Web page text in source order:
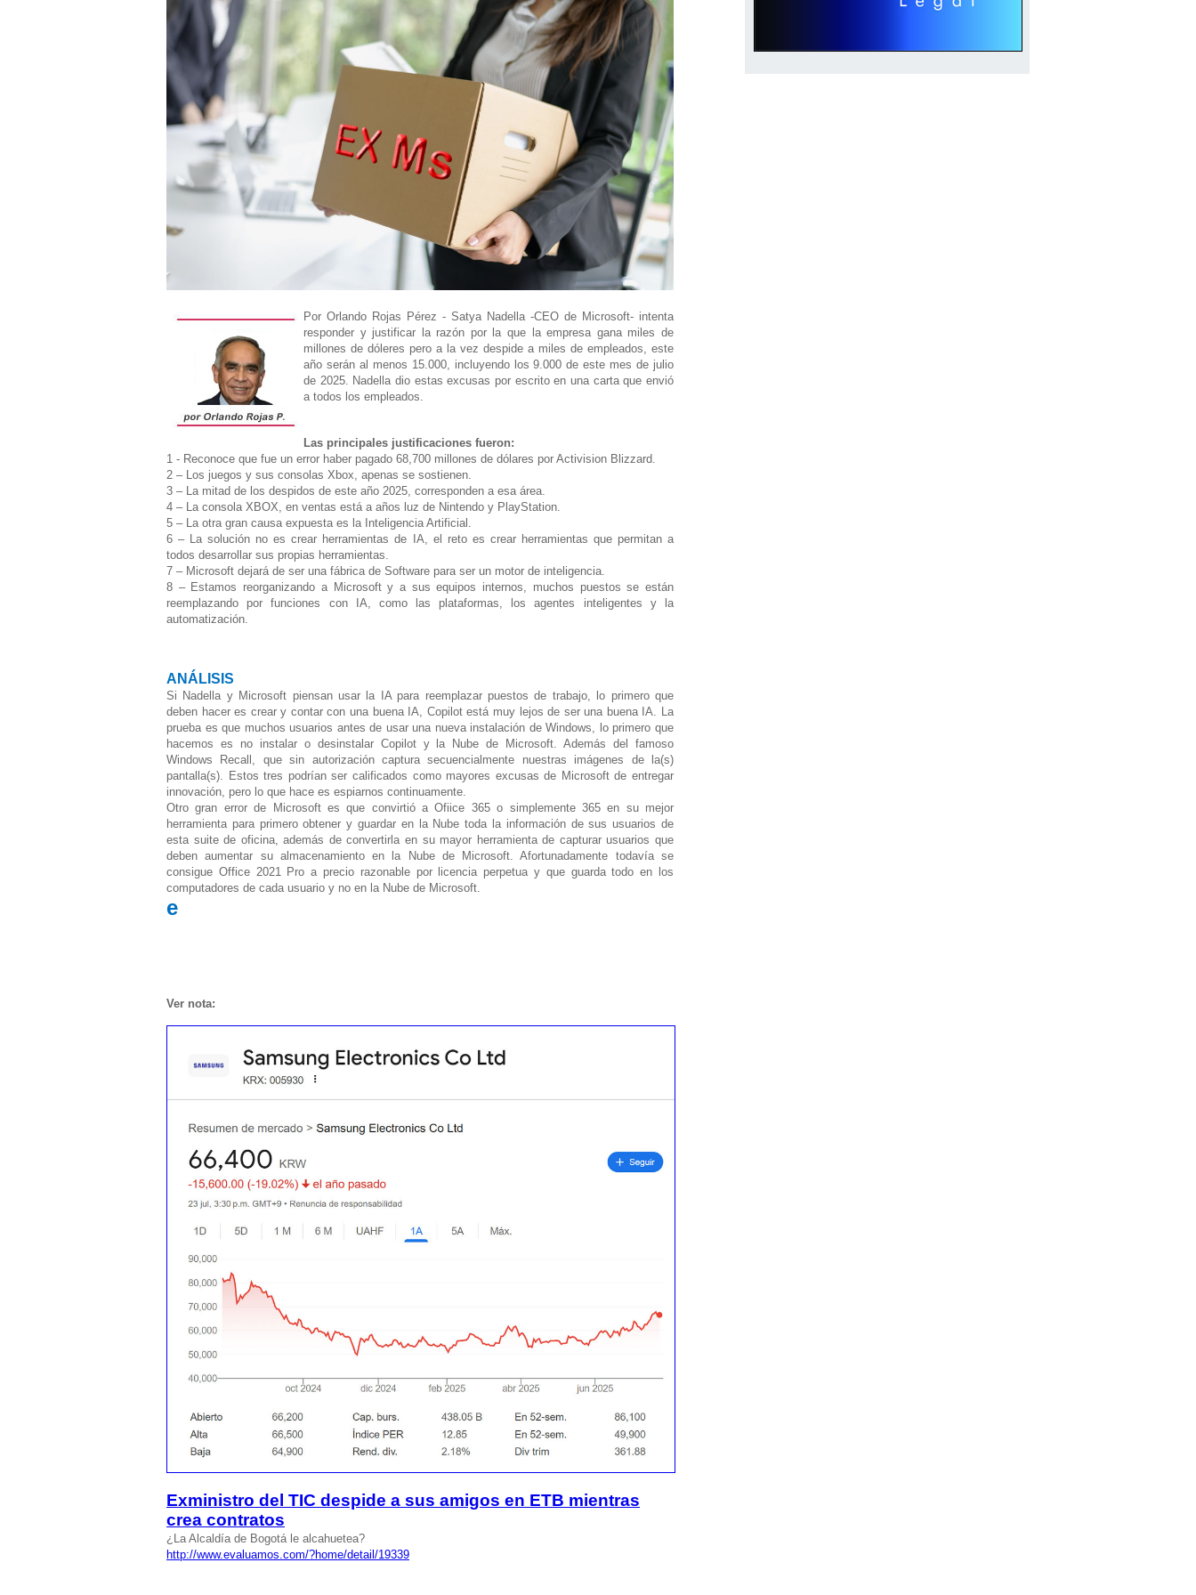
Por Orlando Rojas Pérez - Satya Nadella -CEO de Microsoft- intenta
responder y justificar la razón por la que la empresa gana miles de
millones de dóleres pero a la vez despide a miles de empleados, este
año serán al menos 15.000, incluyendo los 9.000 de este mes de julio
de 2025. Nadella dio estas excusas por escrito en una carta que envió
a todos los empleados.
Las principales justificaciones fueron:
1 - Reconoce que fue un error haber pagado 68,700 millones de dólares por Activision Blizzard.
2 – Los juegos y sus consolas Xbox, apenas se sostienen.
3 – La mitad de los despidos de este año 2025, corresponden a esa área.
4 – La consola XBOX, en ventas está a años luz de Nintendo y PlayStation.
5 – La otra gran causa expuesta es la Inteligencia Artificial.
6 – La solución no es crear herramientas de IA, el reto es crear herramientas que permitan a
todos desarrollar sus propias herramientas.
7 – Microsoft dejará de ser una fábrica de Software para ser un motor de inteligencia.
8 – Estamos reorganizando a Microsoft y a sus equipos internos, muchos puestos se están
reemplazando por funciones con IA, como las plataformas, los agentes inteligentes y la
automatización.
ANÁLISIS
Si Nadella y Microsoft piensan usar la IA para reemplazar puestos de trabajo, lo primero que
deben hacer es crear y contar con una buena IA, Copilot está muy lejos de ser una buena IA. La
prueba es que muchos usuarios antes de usar una nueva instalación de Windows, lo primero que
hacemos es no instalar o desinstalar Copilot y la Nube de Microsoft. Además del famoso
Windows Recall, que sin autorización captura secuencialmente nuestras imágenes de la(s)
pantalla(s). Estos tres podrían ser calificados como mayores excusas de Microsoft de entregar
innovación, pero lo que hace es espiarnos continuamente.
Otro gran error de Microsoft es que convirtió a Ofiice 365 o simplemente 365 en su mejor
herramienta para primero obtener y guardar en la Nube toda la información de sus usuarios de
esta suite de oficina, además de convertirla en su mayor herramienta de capturar usuarios que
deben aumentar su almacenamiento en la Nube de Microsoft. Afortunadamente todavía se
consigue Office 2021 Pro a precio razonable por licencia perpetua y que guarda todo en los
computadores de cada usuario y no en la Nube de Microsoft.
e
Ver nota:
Exministro del TIC despide a sus amigos en ETB mientras
crea contratos
¿La Alcaldía de Bogotá le alcahuetea?
http://www.evaluamos.com/?home/detail/19339